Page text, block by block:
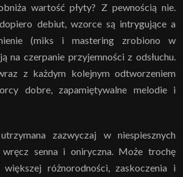
wartość płyty? Z pewnością nie.
debiut, wzorce są intrygujące a
(miks i mastering zrobiono w
na czerpanie przyjemności z odsłuchu.
z każdym kolejnym odtworzeniem
dobre, zapamiętywalne melodie i
zazwyczaj w niespiesznych
wręcz senna i oniryczna. Może trochę
różnorodności, zaskoczenia i